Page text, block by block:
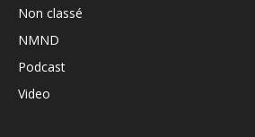
Non classé
NMND
Podcast
Video